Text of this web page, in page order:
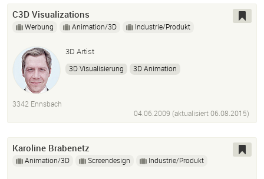
C3D Visualizations
Werbung Animation/3D Industrie/Produkt
3D Artist
3D Visualisierung 3D Animation
3342 Ennsbach
04.06.2009 (aktualisiert06.08.2015)
Karoline Brabenetz
Animation/3D Screendesign Industrie/Produkt